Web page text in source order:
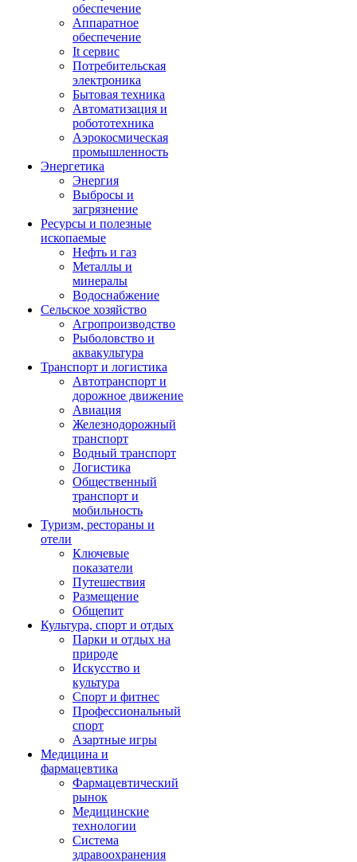
обеспечение
Аппаратное
обеспечение
It сервис
Потребительская
электроника
Бытовая техника
Автоматизация и
робототехника
Аэрокосмическая
промышленность
Энергетика
Энергия
Выбросы и
загрязнение
Ресурсы и полезные
ископаемые
Нефть и газ
Металлы и
минералы
Водоснабжение
Сельское хозяйство
Агропроизводство
Рыболовство и
аквакультура
Транспорт и логистика
Автотранспорт и
дорожное движение
Авиация
Железнодорожный
транспорт
Водный транспорт
Логистика
Общественный
транспорт и
мобильность
Туризм, рестораны и
отели
Ключевые
показатели
Путешествия
Размещение
Общепит
Культура, спорт и отдых
Парки и отдых на
природе
Искусство и
культура
Спорт и фитнес
Профессиональный
спорт
Азартные игры
Медицина и
фармацевтика
Фармацевтический
рынок
Медицинские
технологии
Система
здравоохранения